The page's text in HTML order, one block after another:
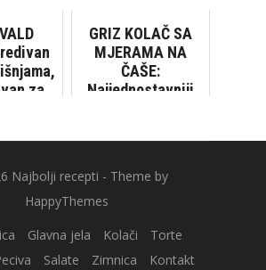
za
GRIZ KOLAČ SA
MJERAMA NA
ČAŠE:
Najjednostavniji
Najbolji recepti - Theme by
HappyThemes
Glavna jela Kolači
Torte
Salate Zimnica Kontakt